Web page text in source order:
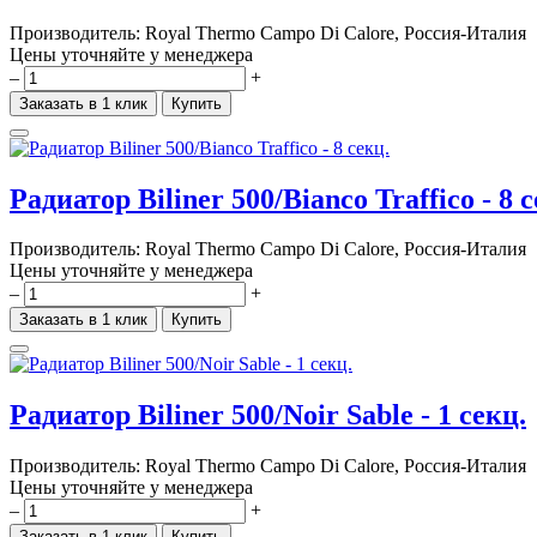
Производитель: Royal Thermo Campo Di Calore, Россия-Италия
Цены уточняйте у менеджера
–
+
Заказать в 1 клик Купить
Радиатор Biliner 500/Bianco Traffico - 8
Производитель: Royal Thermo Campo Di Calore, Россия-Италия
Цены уточняйте у менеджера
–
+
Заказать в 1 клик Купить
Радиатор Biliner 500/Noir Sable - 1 секц.
Производитель: Royal Thermo Campo Di Calore, Россия-Италия
Цены уточняйте у менеджера
–
+